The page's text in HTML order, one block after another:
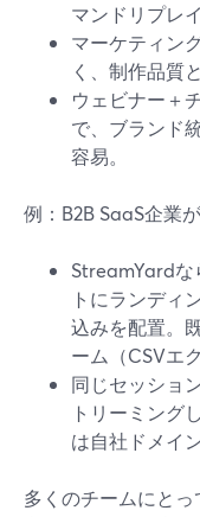
マンドリプレ
マーケティン
く、制作品質
ウェビナー＋
で、ブランド
容易。
例：B2B SaaS企業
StreamYardな
トにランディ
込みを配置。
ーム（CSVエ
同じセッショ
トリーミング
は自社ドメイ
多くのチームにとっ